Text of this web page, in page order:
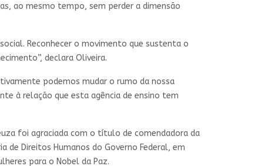
ao mesmo tempo, sem perder a dimensão
Reconhecer o movimento que sustenta o
declara Oliveira.
podemos mudar o rumo da nossa
à relação que esta agência de ensino tem
foi agraciada com o título de comendadora da
de Direitos Humanos do Governo Federal, em
para o Nobel da Paz.